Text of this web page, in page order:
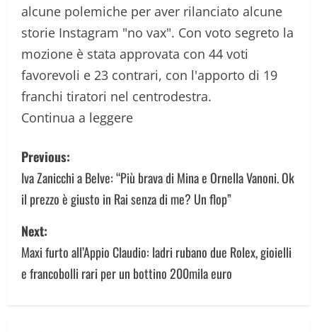
alcune polemiche per aver rilanciato alcune
storie Instagram "no vax". Con voto segreto la
mozione è stata approvata con 44 voti
favorevoli e 23 contrari, con l'apporto di 19
franchi tiratori nel centrodestra.
Continua a leggere
P
o
s
t
n
Previous:
Iva Zanicchi a Belve: “Più brava di Mina e Ornella Vanoni. Ok
il prezzo è giusto in Rai senza di me? Un flop”
Next:
Maxi furto all’Appio Claudio: ladri rubano due Rolex, gioielli
e francobolli rari per un bottino 200mila euro